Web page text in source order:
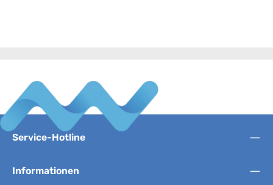
Service-Hotline
Informationen